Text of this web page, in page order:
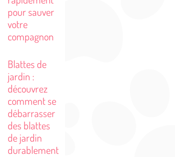
pour sauver
votre
compagnon
Blattes de
jardin :
découvrez
comment se
débarrasser
des blattes
de jardin
durablement